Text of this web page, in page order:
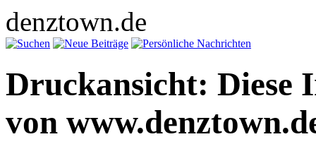
denztown.de
Druckansicht: Diese
von